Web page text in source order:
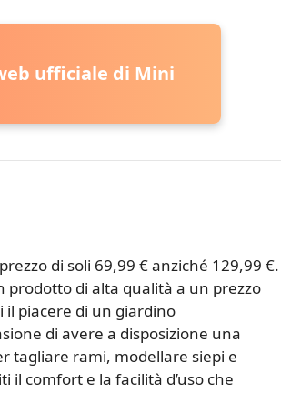
ufficiale di Mini
di soli 69,99 € anziché 129,99 €.
prodotto di alta qualità a un prezzo
piacere di un giardino
di avere a disposizione una
tagliare rami, modellare siepi e
il comfort e la facilità d’uso che